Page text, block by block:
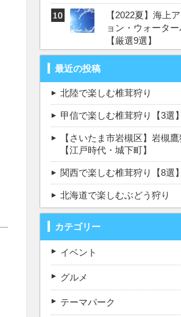
【2022夏】海上
ョン・ウォーター
【厳選9選】
最近の投稿
北陸で楽しむ椎茸狩り
甲信で楽しむ椎茸狩り【3選】
【さいたま市岩槻区】岩槻鷹
【江戸時代・城下町】
関西で楽しむ椎茸狩り【8選】
北海道で楽しむぶどう狩り
カテゴリー
イベント
グルメ
テーマパーク